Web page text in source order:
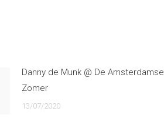
Danny de Munk @ De Amsterdamse
Zomer
13/07/2020